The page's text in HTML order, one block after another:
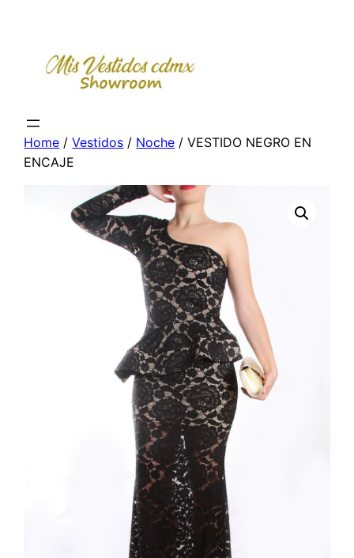
content
Home /Vestidos / Noche / VESTIDO NEGRO EN
ENCAJE